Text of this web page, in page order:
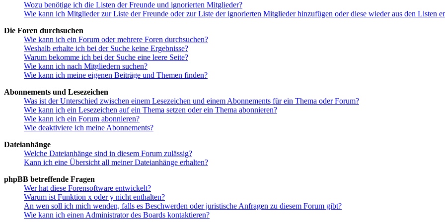
Wozu benötige ich die Listen der Freunde und ignorierten Mitglieder?
Wie kann ich Mitglieder zur Liste der Freunde oder zur Liste der ignorierten Mitglieder hinzufügen oder diese wieder aus den Listen
Die Foren durchsuchen
Wie kann ich ein Forum oder mehrere Foren durchsuchen?
Weshalb erhalte ich bei der Suche keine Ergebnisse?
Warum bekomme ich bei der Suche eine leere Seite?
Wie kann ich nach Mitgliedern suchen?
Wie kann ich meine eigenen Beiträge und Themen finden?
Abonnements und Lesezeichen
Was ist der Unterschied zwischen einem Lesezeichen und einem Abonnements für ein Thema oder Forum?
Wie kann ich ein Lesezeichen auf ein Thema setzen oder ein Thema abonnieren?
Wie kann ich ein Forum abonnieren?
Wie deaktiviere ich meine Abonnements?
Dateianhänge
Welche Dateianhänge sind in diesem Forum zulässig?
Kann ich eine Übersicht all meiner Dateianhänge erhalten?
phpBB betreffende Fragen
Wer hat diese Forensoftware entwickelt?
Warum ist Funktion x oder y nicht enthalten?
An wen soll ich mich wenden, falls es Beschwerden oder juristische Anfragen zu diesem Forum gibt?
Wie kann ich einen Administrator des Boards kontaktieren?